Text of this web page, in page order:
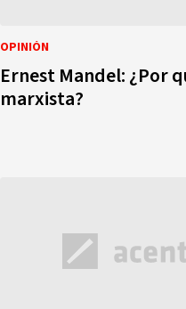
OPINIÓN
Ernest Mandel: ¿Por
marxista?